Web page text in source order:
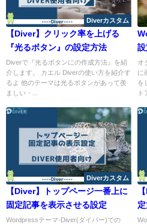
Diverカスタム
【Diver】クリック率を上げる
『光るボタン』の設定方法
Diverで『光るボタンにの作成方法』を紹
介します。 カエル Diverの使い方を紹介す
るよ 他のテーマは光るボタンがあって羨
ましい・...
オ
に
を
ト
Diverカスタム
【Diver】トップページ一番上に
固定記事を表示させる設定
Wordpressテーマ-Diver(ダイバー)での